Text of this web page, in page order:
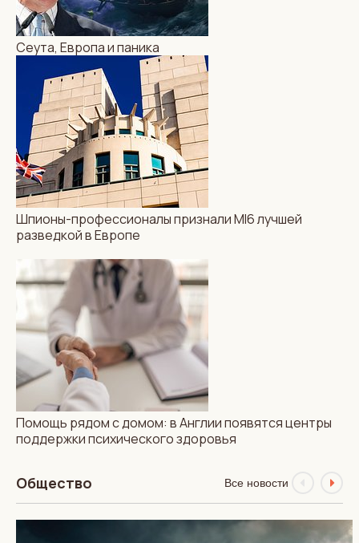
КЛИМАТ И ЭКОЛОГИЯ МИР
НОВОСТИ
В июле Британия побила
рекорд по производству
солнечной энергии
КВИЗЫ
Локальный феномен,
известный во всем мире.
Тест о сленге кокни
Сеута, Европа и паника
Шпионы-профессионалы признали MI6 лучшей
разведкой в Европе
Помощь рядом с домом: в Англии появятся центры
поддержки психического здоровья
Общество Все новости